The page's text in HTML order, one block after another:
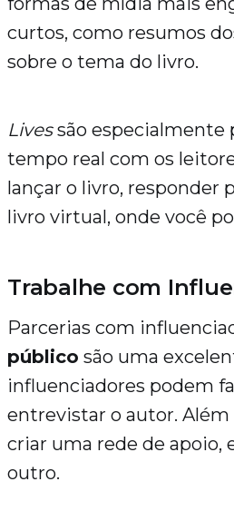
curtos, como resumos
sobre o tema do livro.
Livessão especialmente
tempo real com os
lançar o livro, responder
livro virtual, onde você
Trabalhe com
Parcerias com
público são uma
influenciadores podem
entrevistar o autor.
criar uma rede de apoio,
outro.